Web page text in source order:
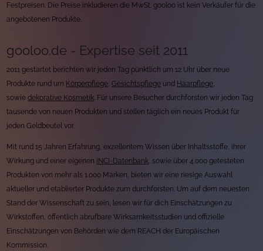
Festpreisen. Die Preise inkludieren die MwSt. gooloo ist kein Verkäufer für die
angebotenen Produkte.
gooloo.de - Expertise seit 2011
2011 gestartet berichten wir jeden Tag pünktlich um 12 Uhr über neue
Produkte rund um Körperpflege,Gesichtspflege und Haarpflege,
sowiedekorative Kosmetik. Für unsere Besucher durchforsten wir jeden Tag
tausende von neuen Produkten und stellen täglich ein neues Produkt für
jeden Geldbeutel vor.
Mit rund 15 Jahren Erfahrung, exzellentem Wissen über Inhaltsstoffe, ihrer
Wirkung und einer eigenen INCI-Datenbank, sowie über 4.000 getesteten
Produkten von mehr als 1.000 Marken, bieten wir eine riesige Auswahl
aktueller und etablierter Produkte zum durchforsten. Um auf dem neuesten
Stand der Wissenschaft zu sein, lesen wir für dich Einschätzungen zu
Wirkstoffen, öffentlich abrufbare Wirksamkeitsstudien und offizielle
Einschätzungen von Behörden wie dem REACH der Europäischen
Kommission.